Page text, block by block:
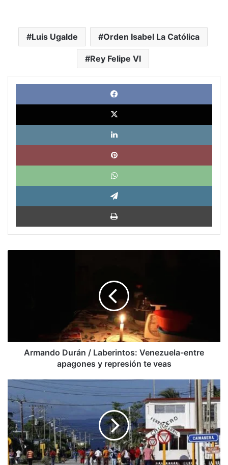
Luis Ugalde Orden Isabel La Católica
Rey Felipe VI
X
represión
Armando Durán / Laberintos: Venezuela-entre
apagones y represión te veas
Cuba
blinda
el
este
de
la
isla
para